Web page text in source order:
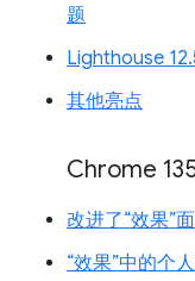
题
Lighthouse
其他亮点
Chrome
改进了“效果”
“效果”中的个